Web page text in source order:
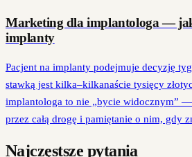
Marketing dla implantologa —
implanty
Pacjent na implanty podejmuje decyzję
stawką jest kilka–kilkanaście tysięcy
implantologa to nie „bycie widocznym”
przez całą drogę i pamiętanie o nim, gdy
Najczęstsze pytania